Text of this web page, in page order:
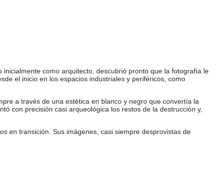
como arquitecto, descubrió pronto que la fotografía le
el inicio en los espacios industriales y periféricos, como
a través de una estética en blanco y negro que convertía la
con precisión casi arqueológica los restos de la destrucción y,
en transición. Sus imágenes, casi siempre desprovistas de